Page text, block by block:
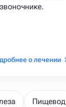
о лечении
Пищевод